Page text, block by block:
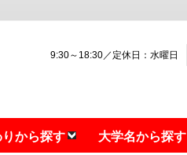
9:30～18:30／定休日：水曜日
りから探す 大学名から探す